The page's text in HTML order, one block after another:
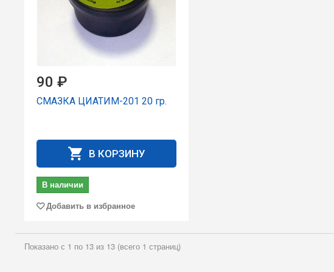
90 ₽
СМАЗКА ЦИАТИМ-201 20 гр.
В КОРЗИНУ
В наличии
Добавить в избранное
Показано с 1 по 13 из 13 (всего 1 страниц)